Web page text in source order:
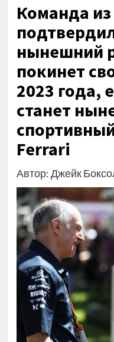
Команда
нынешний
покинет
2023 года,
станет
Ferrari
Автор: Джейк